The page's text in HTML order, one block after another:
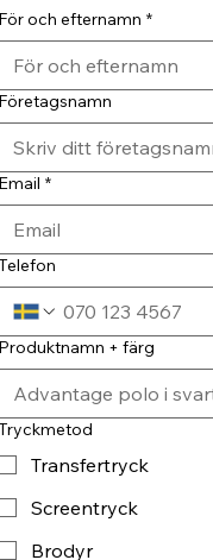
och efternamn *
*
+ färg
Transfertryck
Screentryck
Brodyr